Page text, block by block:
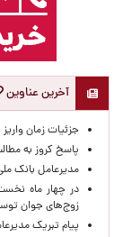
آخرین عناوین
جزئیات زمان
پاسخ کروز به
مدیرعامل بانک
زوج‌های جوان
پیام تبریک